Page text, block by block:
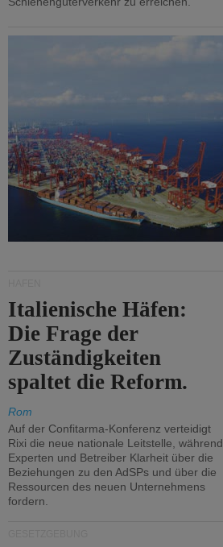
Italienische Häfen:
Die Frage der
Zuständigkeiten
spaltet die Reform.
Rom
Auf der Confitarma-Konferenz verteidigt
Rixi die neue nationale Leitstelle, während
Experten und Betreiber Klarheit über die
Beziehungen zu den AdSPs und über die
Ressourcen des neuen Unternehmens
fordern.